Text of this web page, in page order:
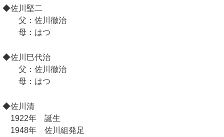
◆佐川堅二
父：佐川徹治
母：はつ
◆佐川巳代治
父：佐川徹治
母：はつ
◆佐川清
1922年 誕生
1948年 佐川組発足